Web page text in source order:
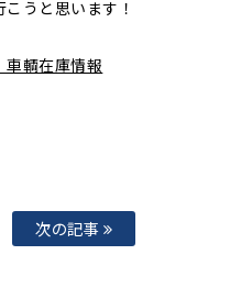
うと思います！
輌在庫情報
次の記事